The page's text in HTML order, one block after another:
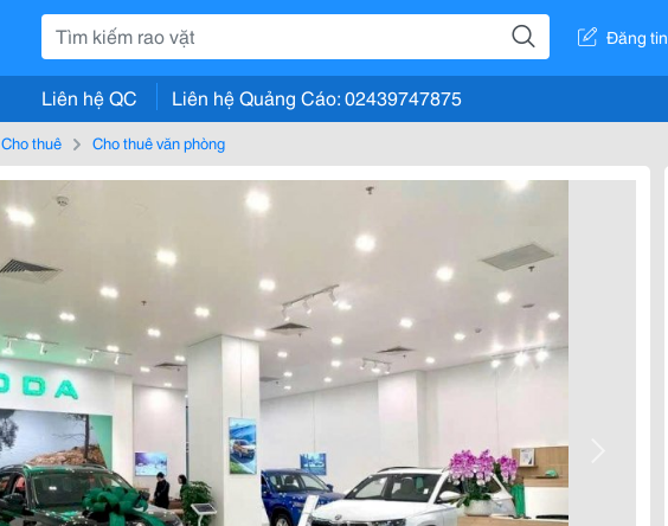
Đăng tin
Liên hệ QC Liên hệ Quảng Cáo: 02439747875
Cho thuê Cho thuê văn phòng